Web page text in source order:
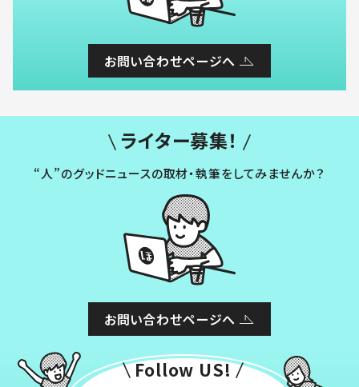
お問い合わせページへ
ライター募集！
“人”のグッドニュースの取材・執筆をしてみませんか？
お問い合わせページへ
Follow US!